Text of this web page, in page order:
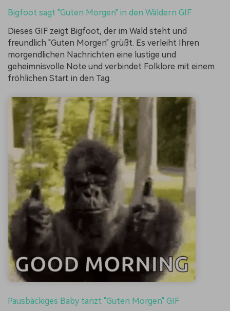
Bigfoot sagt "Guten Morgen" in den Wäldern GIF
Dieses GIF zeigt Bigfoot, der im Wald steht und
freundlich "Guten Morgen" grüßt. Es verleiht Ihren
morgendlichen Nachrichten eine lustige und
geheimnisvolle Note und verbindet Folklore mit einem
fröhlichen Start in den Tag.
Pausbäckiges Baby tanzt "Guten Morgen" GIF